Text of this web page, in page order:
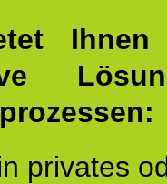
Ihnen
privates